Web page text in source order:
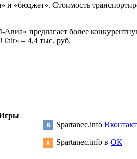
и «бюджет». Стоимость
предлагает более
– 4,4 тыс. руб.
Spartanec.info
Spartanec.info в ОК